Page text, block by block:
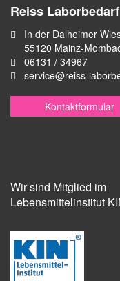
Reiss
In der Dalheimer
55120 Mainz-
06131 / 34967
service@reiss-
Kontaktformular
Wir sind Mitglied im
Lebensmittelinstitut